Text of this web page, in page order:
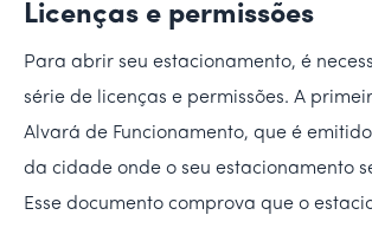
Licenças e permissões
Para abrir seu estacionamento, é
série de licenças e permissões. A
Alvará de Funcionamento, que é
da cidade onde o seu estacionamento
Esse documento comprova que o